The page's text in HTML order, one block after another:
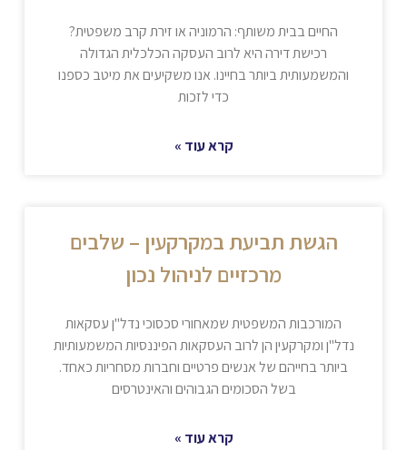
החיים בבית משותף: הרמוניה או זירת קרב משפטית?
רכישת דירה היא לרוב העסקה הכלכלית הגדולה
והמשמעותית ביותר בחיינו. אנו משקיעים את מיטב כספנו
כדי לזכות
קרא עוד »
הגשת תביעת במקרקעין – שלבים
מרכזיים לניהול נכון
המורכבות המשפטית שמאחורי סכסוכי נדל"ן עסקאות
נדל"ן ומקרקעין הן לרוב העסקאות הפיננסיות המשמעותיות
ביותר בחייהם של אנשים פרטיים וחברות מסחריות כאחד.
בשל הסכומים הגבוהים והאינטרסים
קרא עוד »